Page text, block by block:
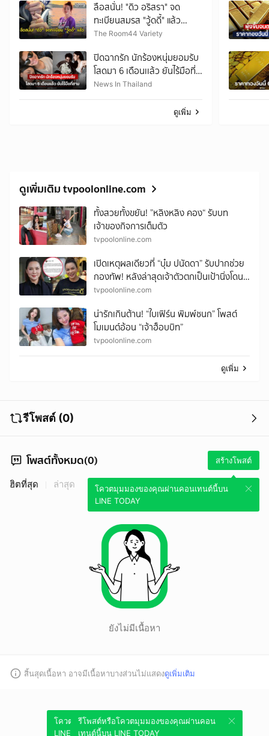
ลือสนั่น! "ดิว อริสรา" จด
ทะเบียนสมรส "วู้ดดี้" แล้ว
แฟนๆ จับตาข่าวดีอีกเด้ง
The Room44 Variety
ปิดฉากรัก นักร้องหนุ่มยอมรับ
โสดมา 6 เดือนเเล้ว ยันไร้มือที่
สาม
News In Thailand
ดูเพิ่ม
ดูเพิ่มเติม tvpoolonline.com
ทั้งสวยทั้งขยัน! ”หลิงหลิง คอง“ รับบท
เจ้าของกิจการเต็มตัว
tvpoolonline.com
เปิดเหตุผลเดียวที่ “บุ๋ม ปนัดดา” รับปากช่วย
กองทัพ! หลังล่าสุดเจ้าตัวตกเป็นเป้านิ่งโดน
โจมตี ทั้งที่ยังไม่ทันปฏิบัติหน้าที่โฆษก ศบ.ทก.
tvpoolonline.com
น่ารักเกินต้าน! “ใบเฟิร์น พิมพ์ชนก” โพสต์
โมเมนต์อ้อน “เจ้าฮ็อบบิท”
tvpoolonline.com
ดูเพิ่ม
รีโพสต์ (0)
โพสต์ทั้งหมด(0) สร้างโพสต์
โควตมุมมองของคุณผ่านคอนเทนต์นี้บน
LINE TODAY
ฮิตที่สุด ล่าสุด
ยังไม่มีเนื้อหา
สิ้นสุดเนื้อหา อาจมีเนื้อหาบางส่วนไม่แสดงดูเพิ่มเติม
โควตมุมมองของคุณผ่านคอนเทนต์นี้บน
LINE TODAY
รีโพสต์หรือโควตมุมมองของคุณผ่านคอน
เทนต์นี้บน LINE TODAY